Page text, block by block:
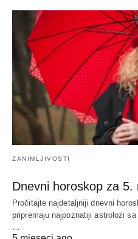
ZANIMLJIVOSTI
Dnevni horoskop za
Pročitajte najdetaljniji dnevni
pripremaju najpoznatiji astrolozi